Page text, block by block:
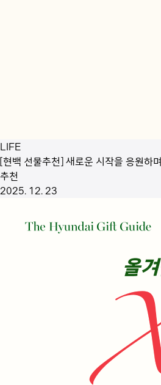
LIFE
[현백 선물추천] 새로운 시작을 응원하
추천
2025. 12. 23